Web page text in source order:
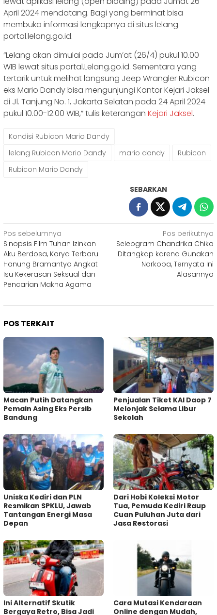
April 2024 mendatang. Bagi yang berminat bisa
membuka informasi lengkapnya di situs lelang
portal.lelang.go.id.
“Lelang akan dimulai pada Jum’at (26/4) pukul 10.00
WIB lewat situs portal.Lelang.go.id. Sementara yang
tertarik untuk melihat langsung Jeep Wrangler Rubicon
eks Mario Dandy bisa mengunjungi Kantor Kejari Jaksel
di Jl. Tanjung No. 1, Jakarta Selatan pada 24 April 2024
pukul 10.00-12.00 WIB,” tulis keterangan Kejari Jaksel.
Kondisi Rubicon Mario Dandy
lelang Rubicon Mario Dandy
mario dandy
Rubicon
Rubicon Mario Dandy
SEBARKAN
Navigasi
pos
Pos sebelumnya
Sinopsis Film Tuhan Izinkan
Aku Berdosa, Karya Terbaru
Hanung Bramantyo Angkat
Isu Kekerasan Seksual dan
Pencarian Makna Agama
Pos berikutnya
Selebgram Chandrika Chika
Ditangkap karena Gunakan
Narkoba, Ternyata Ini
Alasannya
POS TERKAIT
Macan Putih Datangkan
Pemain Asing Eks Persib
Bandung
Penjualan Tiket KAI Daop 7
Melonjak Selama Libur
Sekolah
Uniska Kediri dan PLN
Resmikan SPKLU, Jawab
Tantangan Energi Masa
Depan
Dari Hobi Koleksi Motor
Tua, Pemuda Kediri Raup
Cuan Puluhan Juta dari
Jasa Restorasi
Ini Alternatif Skutik
Bergaya Retro, Bisa Jadi
Cara Mutasi Kendaraan
Online dengan Mudah,